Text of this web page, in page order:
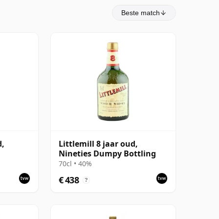
Beste match
Littlemill 8 jaar oud,
Nineties Dumpy Bottling
70cl • 40%
€ 438 ?